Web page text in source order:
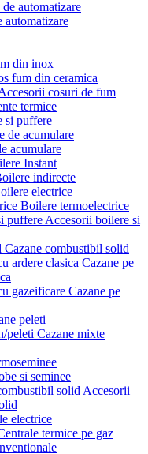
automatizare
din inox
fum din ceramica
cosuri de fum
termice
si puffere
acumulare
Instant
indirecte
electrice
Boilere termoelectrice
Accesorii boilere si
Cazane combustibil solid
Cazane pe
Cazane pe
peleti
Cazane mixte
si seminee
Accesorii
electrice
termice pe gaz